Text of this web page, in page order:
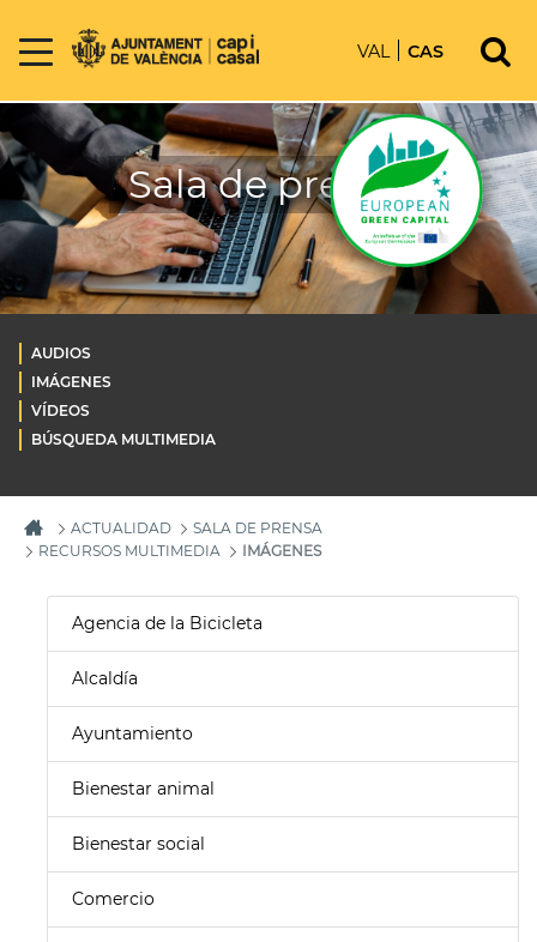
VAL CAS
Sala de prensa
AUDIOS
IMÁGENES
VÍDEOS
BÚSQUEDA MULTIMEDIA
ACTUALIDAD
SALA DE PRENSA
RECURSOS MULTIMEDIA
IMÁGENES
Agencia de la Bicicleta
Alcaldía
Ayuntamiento
Bienestar animal
Bienestar social
Comercio